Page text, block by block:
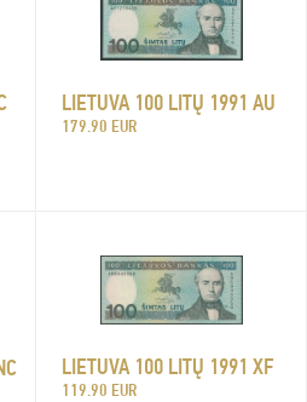
LIETUVA 100 LITŲ 1991 AU
179.90 EUR
LIETUVA 100 LITŲ 1991 XF
119.90 EUR